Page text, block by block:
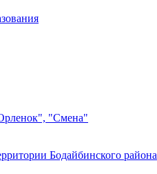
"Смена"
Бодайбинского района